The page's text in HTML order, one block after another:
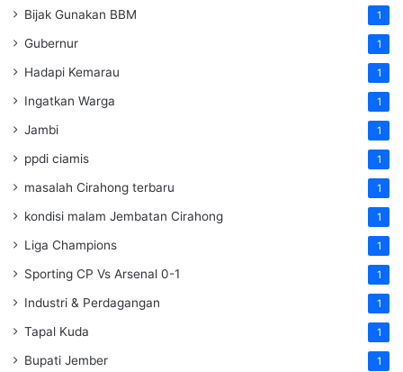
Bijak Gunakan BBM 1
Gubernur 1
Hadapi Kemarau 1
Ingatkan Warga 1
Jambi 1
ppdi ciamis 1
masalah Cirahong terbaru 1
kondisi malam Jembatan Cirahong 1
Liga Champions 1
Sporting CP Vs Arsenal 0-1 1
Industri & Perdagangan 1
Tapal Kuda 1
Bupati Jember 1